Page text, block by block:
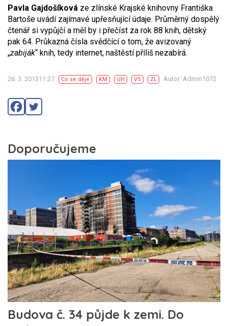
Pavla Gajdošíková ze zlínské Krajské knihovny Františka
Bartoše uvádí zajímavé upřesňující údaje. Průměrný dospělý
čtenář si vypůjčí a měl by i přečíst za rok 88 knih, dětský
pak 64. Průkazná čísla svědčící o tom, že avizovaný
„zabiják“ knih, tedy internet, naštěstí příliš nezabírá.
26. 3. 201311:27 Co se děje KM UH VS ZL Autor: Admin1072